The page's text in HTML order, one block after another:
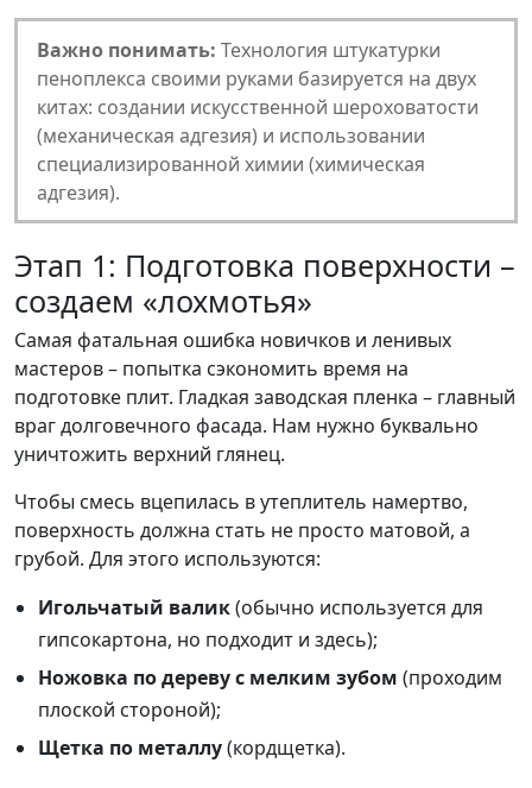
Важно понимать: Технология штукатурки
пеноплекса своими руками базируется на двух
китах: создании искусственной шероховатости
(механическая адгезия) и использовании
специализированной химии (химическая
адгезия).
Этап 1: Подготовка поверхности –
создаем «лохмотья»
Самая фатальная ошибка новичков и ленивых
мастеров – попытка сэкономить время на
подготовке плит. Гладкая заводская пленка – главный
враг долговечного фасада. Нам нужно буквально
уничтожить верхний глянец.
Чтобы смесь вцепилась в утеплитель намертво,
поверхность должна стать не просто матовой, а
грубой. Для этого используются:
Игольчатый валик(обычно используется для
гипсокартона, но подходит и здесь);
Ножовка по дереву с мелким зубом (проходим
плоской стороной);
Щетка по металлу(кордщетка).